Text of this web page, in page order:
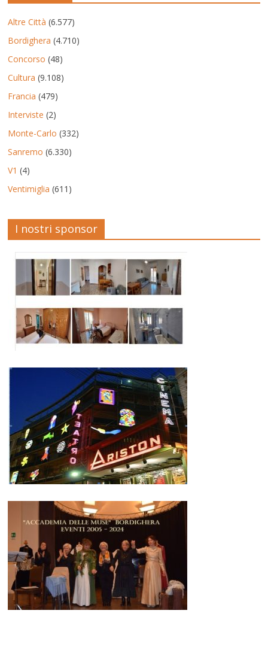
Altre Città (6.577)
Bordighera (4.710)
Concorso (48)
Cultura (9.108)
Francia (479)
Interviste (2)
Monte-Carlo (332)
Sanremo (6.330)
V1 (4)
Ventimiglia (611)
I nostri sponsor